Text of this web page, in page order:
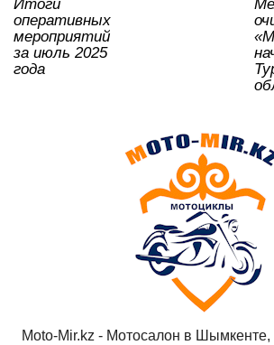
Итоги
оперативных
мероприятий
за июль 2025
года
Moto-Mir.kz - Мотосалон в Шымкенте,